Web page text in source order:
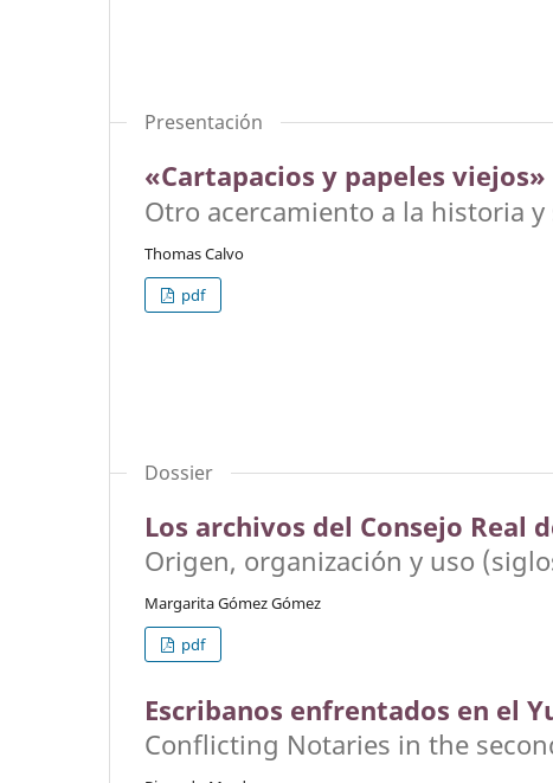
Presentación
«Cartapacios y papeles viejos»
Otro acercamiento a la historia y
Thomas Calvo
pdf
Dossier
Los archivos del Consejo Real
Origen, organización y uso
Margarita Gómez Gómez
pdf
Escribanos enfrentados en el
Conflicting Notaries in the